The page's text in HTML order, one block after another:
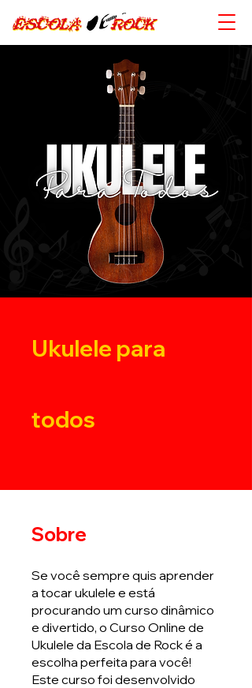
Ukulele para
todos
Sobre
Se você sempre quis aprender
a tocar ukulele e está
procurando um curso dinâmico
e divertido, o Curso Online de
Ukulele da Escola de Rock é a
escolha perfeita para você!
Este curso foi desenvolvido